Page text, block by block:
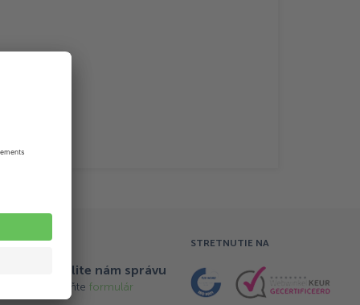
Pošlite nám správu
Vyplňte formulár
STRETNUTIE NA